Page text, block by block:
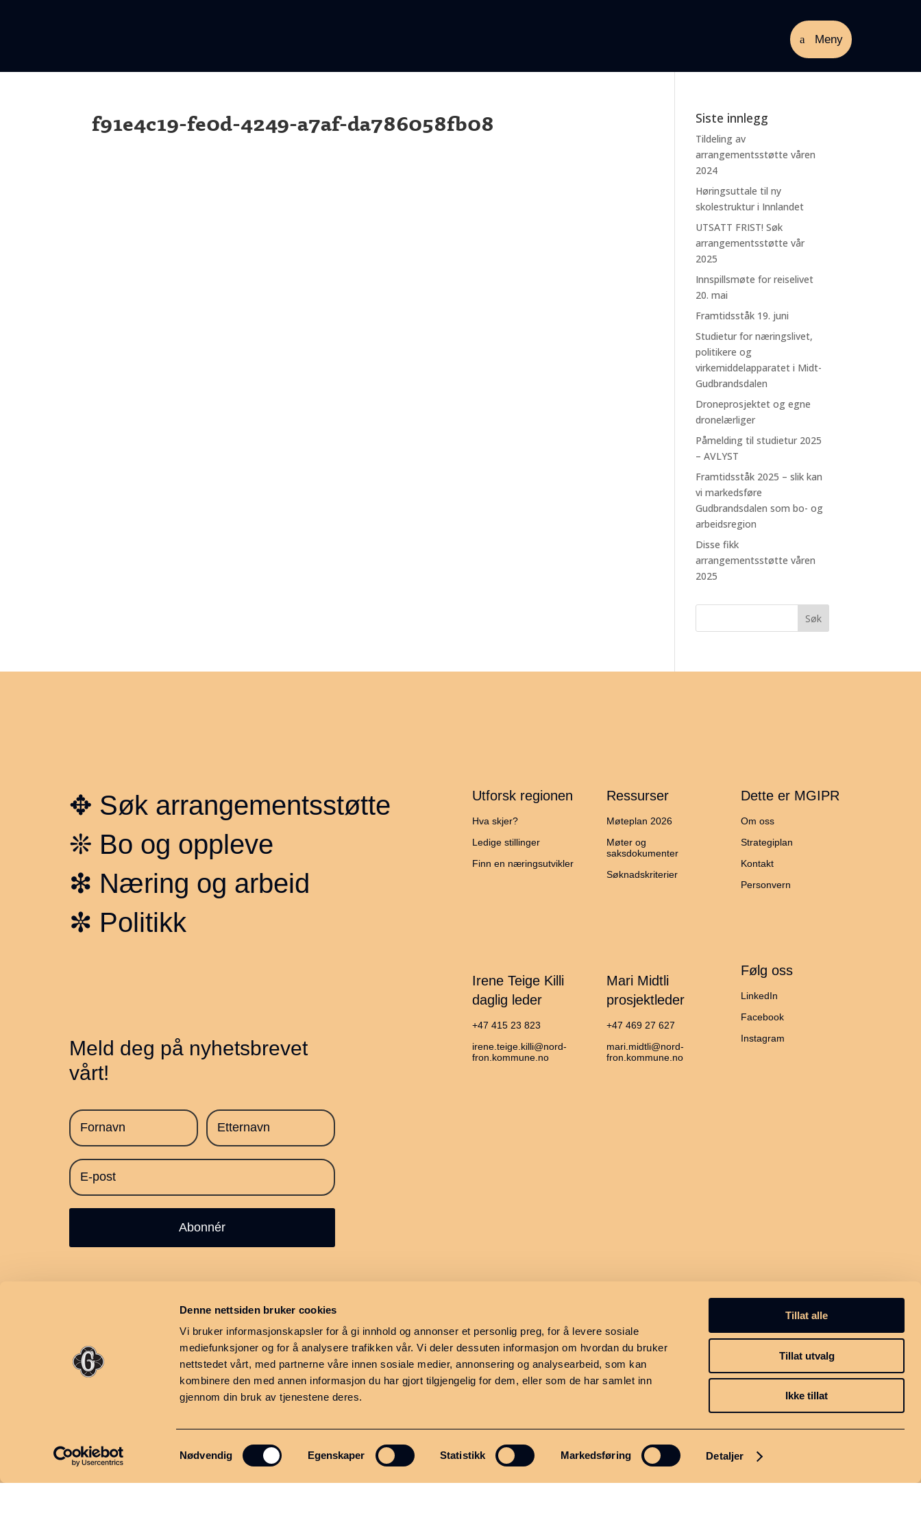
Denne nettsiden bruker cookies
Vi bruker informasjonskapsler for å gi innhold og annonser et personlig preg, for å levere sosiale
mediefunksjoner og for å analysere trafikken vår. Vi deler dessuten informasjon om hvordan du bruker
nettstedet vårt, med partnerne våre innen sosiale medier, annonsering og analysearbeid, som kan
kombinere den med annen informasjon du har gjort tilgjengelig for dem, eller som de har samlet inn
gjennom din bruk av tjenestene deres.
Samtykkevalg
Nødvendig Egenskaper Statistikk Markedsføring Detaljer
Tillat alle
Tillat utvalg
Ikke tillat
Meny
f91e4c19-fe0d-4249-a7af-da786058fb08 Siste innlegg
Tildeling av
arrangementsstøtte våren
2024
Høringsuttale til ny
skolestruktur i Innlandet
UTSATT FRIST! Søk
arrangementsstøtte vår
2025
Innspillsmøte for reiselivet
20. mai
Framtidsståk 19. juni
Studietur for næringslivet,
politikere og
virkemiddelapparatet i Midt-
Gudbrandsdalen
Droneprosjektet og egne
dronelærliger
Påmelding til studietur 2025
– AVLYST
Framtidsståk 2025 – slik kan
vi markedsføre
Gudbrandsdalen som bo- og
arbeidsregion
Disse fikk
arrangementsstøtte våren
2025
✥ Søk arrangementsstøtte
❊ Bo og oppleve
❇︎ Næring og arbeid
✼ Politikk
Utforsk regionen
Hva skjer?
Ledige stillinger
Finn en næringsutvikler
Ressurser
Møteplan 2026
Møter og
saksdokumenter
Søknadskriterier
Dette er MGIPR
Om oss
Strategiplan
Kontakt
Personvern
Meld deg på nyhetsbrevet
vårt!
Abonnér
Irene Teige Killi
daglig leder
+47 415 23 823
irene.teige.killi@nord-
fron.kommune.no
Mari Midtli
prosjektleder
+47 469 27 627
mari.midtli@nord-
fron.kommune.no
Følg oss
LinkedIn
Facebook
Instagram
Smiu, Kapellvegen 1, 2640